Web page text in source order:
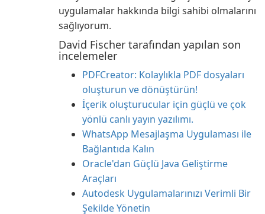
uygulamalar hakkında bilgi sahibi olmalarını
sağlıyorum.
David Fischer tarafından yapılan son
incelemeler
PDFCreator: Kolaylıkla PDF dosyaları
oluşturun ve dönüştürün!
İçerik oluşturucular için güçlü ve çok
yönlü canlı yayın yazılımı.
WhatsApp Mesajlaşma Uygulaması ile
Bağlantıda Kalın
Oracle'dan Güçlü Java Geliştirme
Araçları
Autodesk Uygulamalarınızı Verimli Bir
Şekilde Yönetin